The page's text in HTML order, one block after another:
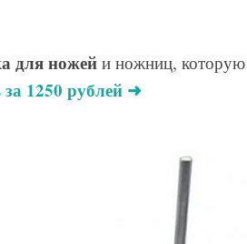
для ножей и ножниц, которую
1250 рублей ➜